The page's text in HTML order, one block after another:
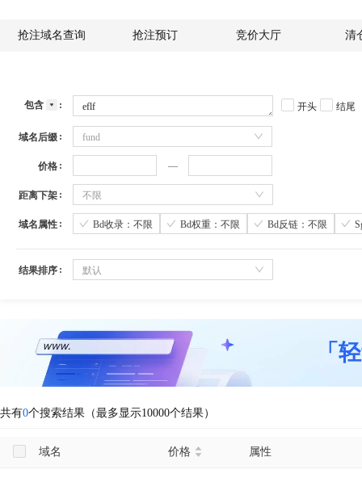
抢注域名查询 抢注预订 竞价大厅 清
包含 开头 结尾
域名后缀 fund
价格
距离下架 不限
域名属性 Bd收录：不限 Bd权重：不限 Bd反链：不限
结果排序 默认
「
共有0个搜索结果（最多显示10000个结果）
域名 价格 属性